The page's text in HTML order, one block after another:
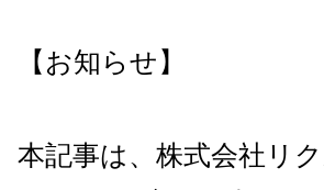
【お知らせ】
本記事は、株式会社リ